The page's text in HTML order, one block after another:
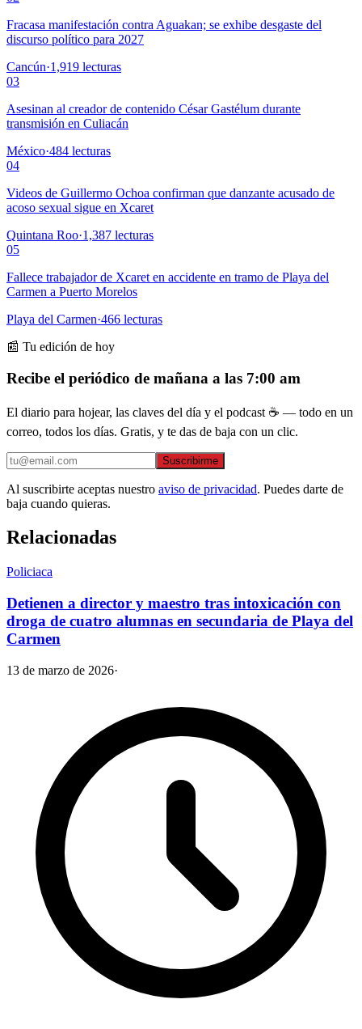
Fracasa manifestación contra Aguakan; se exhibe desgaste del
discurso político para 2027
Cancún·1,919 lecturas
03
Asesinan al creador de contenido César Gastélum durante
transmisión en Culiacán
México·484 lecturas
04
Videos de Guillermo Ochoa confirman que danzante acusado de
acoso sexual sigue en Xcaret
Quintana Roo·1,387 lecturas
05
Fallece trabajador de Xcaret en accidente en tramo de Playa del
Carmen a Puerto Morelos
Playa del Carmen·466 lecturas
📰 Tu edición de hoy
Recibe el periódico de mañana a las 7:00 am
El diario para hojear, las claves del día y el podcast ☕ — todo en un
correo, todos los días. Gratis, y te das de baja con un clic.
Suscribirme
Al suscribirte aceptas nuestro aviso de privacidad. Puedes darte de
baja cuando quieras.
Relacionadas
Policiaca
Detienen a director y maestro tras intoxicación con
droga de cuatro alumnas en secundaria de Playa del
Carmen
13 de marzo de 2026·